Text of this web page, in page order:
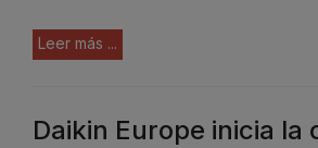
Leer más ...
Daikin Europe inicia la